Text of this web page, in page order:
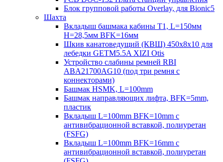
Блок групповой работы Overlay, для Bionic5
Шахта
Вкладыш башмака кабины T1, L=150мм
H=28,5мм BFK=16мм
Шкив канатоведущий (КВШ) 450х8х10 для
лебедки GETM5.5A XIZI Otis
Устройство слабины ремней RBI
ABA21700AG10 (под три ремня с
коннекторами)
Башмак HSMK, L=100mm
Башмак направляющих лифта, BFK=5mm,
пластик
Вкладыш L=100mm BFK=10mm с
антивибрационной вставкой, полиуретан
(FSFG)
Вкладыш L=100mm BFK=16mm с
антивибрационной вставкой, полиуретан